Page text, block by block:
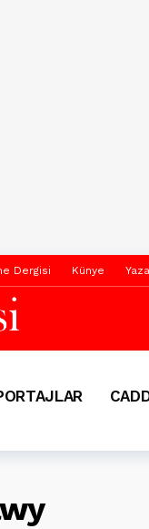
Dergisi Künye